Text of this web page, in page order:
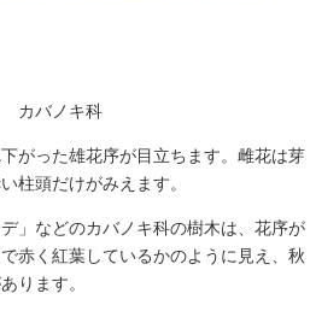
バノキ科
がった雄花序が目立ちます。雌花は芽
柱頭だけがみえます。
」などのカバノキ科の樹木は、花序が
赤く紅葉しているかのように見え、秋
ります。